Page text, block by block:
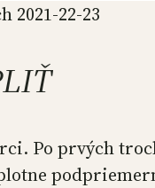
2021-22-23
Po prvých